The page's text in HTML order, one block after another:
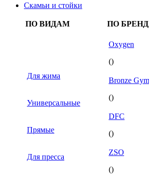
Скамьи и стойки
ПО ВИДАМ ПО
Для жима
Универсальные
Прямые
Для пресса
Oxygen
()
Bronze Gym
()
DFC
()
ZSO
()